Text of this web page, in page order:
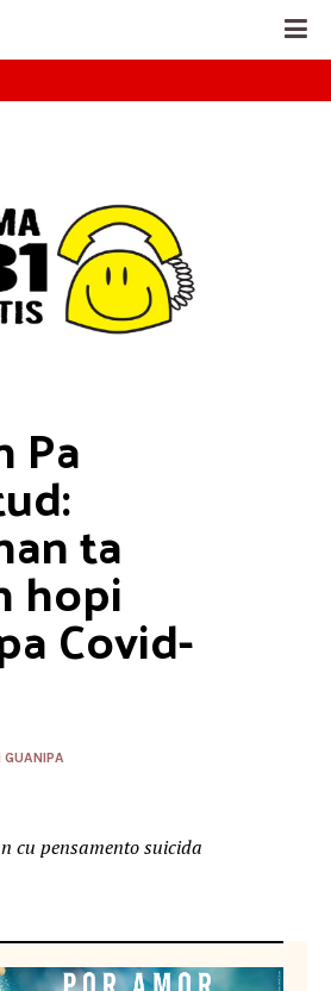
Pa
ta
hopi
Covid-
GUANIPA
cu pensamento suicida